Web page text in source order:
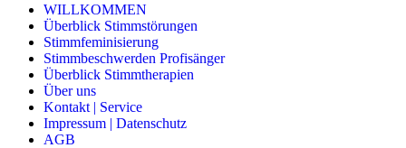
WILLKOMMEN
Überblick Stimmstörungen
Stimmfeminisierung
Stimmbeschwerden Profisänger
Überblick Stimmtherapien
Über uns
Kontakt | Service
Impressum | Datenschutz
AGB